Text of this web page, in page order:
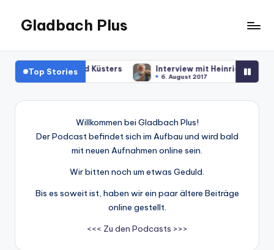
content
Gladbach Plus
Podcast
Top Stories
mit Arnold Küsters
September 2017
Interview mit Heinrich Birkhoven
6. August 2017
Willkommen bei Gladbach Plus!
Der Podcast befindet sich im Aufbau und wird bald
mit neuen Aufnahmen online sein.
Wir bitten noch um etwas Geduld.
Bis es soweit ist, haben wir ein paar ältere Beiträge
online gestellt.
<<< Zu den Podcasts >>>